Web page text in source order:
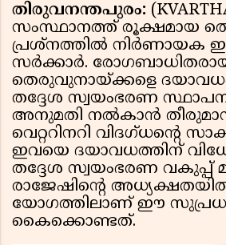
തിരുവനന്തപുരം:
സംസ്ഥാനത്ത് രൂക്ഷമായ
പ്രശ്‌നത്തിൽ നിർണായക
സർക്കാർ.
തെരുവുനായ്ക്കളെ
തദ്ദേശ സ്വയംഭരണ
അനുമതി നൽകാൻ
വെറ്ററിനറി വിദഗ്ധൻ്റെ
ഇവയെ ദയാവധത്തിന്
തദ്ദേശ സ്വയംഭരണ വകുപ്പ്
രാജേഷിൻ്റെ
യോഗത്തിലാണ് ഈ
കൈക്കൊണ്ടത്.